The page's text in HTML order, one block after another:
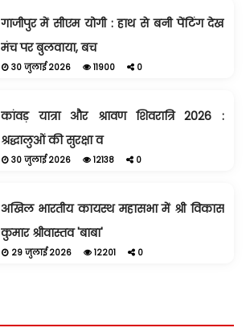
गाजीपुर में सीएम योगी : हाथ से बनी पेंटिंग देख
मंच पर बुलवाया, बच
30 जुलाई 2026 11900 0
कांवड़ यात्रा और श्रावण शिवरात्रि 2026 :
श्रद्धालुओं की सुरक्षा व
30 जुलाई 2026 12138 0
अखिल भारतीय कायस्थ महासभा में श्री विकास
कुमार श्रीवास्तव 'बाबा'
29 जुलाई 2026 12201 0